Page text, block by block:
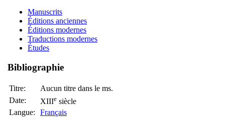
Manuscrits
Éditions anciennes
Éditions modernes
Traductions modernes
Études
Bibliographie
Titre:
Aucun titre dans le ms.
Date:
XIIIe siècle
Langue:
Français